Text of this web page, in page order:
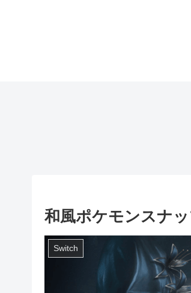
和風ポケモンスナ
Switch